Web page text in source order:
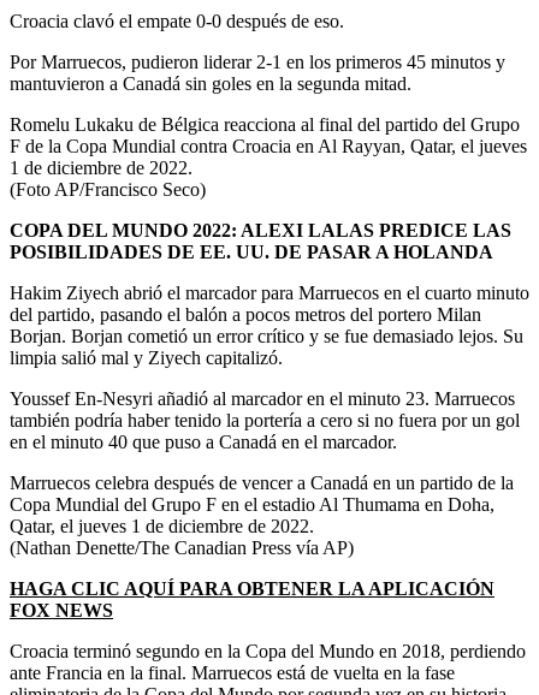
Croacia clavó el empate 0-0 después de eso.
Por Marruecos, pudieron liderar 2-1 en los primeros 45 minutos y
mantuvieron a Canadá sin goles en la segunda mitad.
Romelu Lukaku de Bélgica reacciona al final del partido del Grupo
F de la Copa Mundial contra Croacia en Al Rayyan, Qatar, el jueves
1 de diciembre de 2022.
(Foto AP/Francisco Seco)
COPA DEL MUNDO 2022: ALEXI LALAS PREDICE LAS
POSIBILIDADES DE EE. UU. DE PASAR A HOLANDA
Hakim Ziyech abrió el marcador para Marruecos en el cuarto minuto
del partido, pasando el balón a pocos metros del portero Milan
Borjan. Borjan cometió un error crítico y se fue demasiado lejos. Su
limpia salió mal y Ziyech capitalizó.
Youssef En-Nesyri añadió al marcador en el minuto 23. Marruecos
también podría haber tenido la portería a cero si no fuera por un gol
en el minuto 40 que puso a Canadá en el marcador.
Marruecos celebra después de vencer a Canadá en un partido de la
Copa Mundial del Grupo F en el estadio Al Thumama en Doha,
Qatar, el jueves 1 de diciembre de 2022.
(Nathan Denette/The Canadian Press vía AP)
HAGA CLIC AQUÍ PARA OBTENER LA APLICACIÓN
FOX NEWS
Croacia terminó segundo en la Copa del Mundo en 2018, perdiendo
ante Francia en la final. Marruecos está de vuelta en la fase